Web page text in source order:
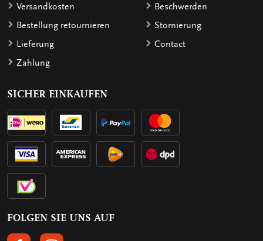
Versandkosten
Bestellung retournieren
Lieferung
Zahlung
Beschwerden
Stornierung
Contact
SICHER EINKAUFEN
FOLGEN SIE UNS AUF